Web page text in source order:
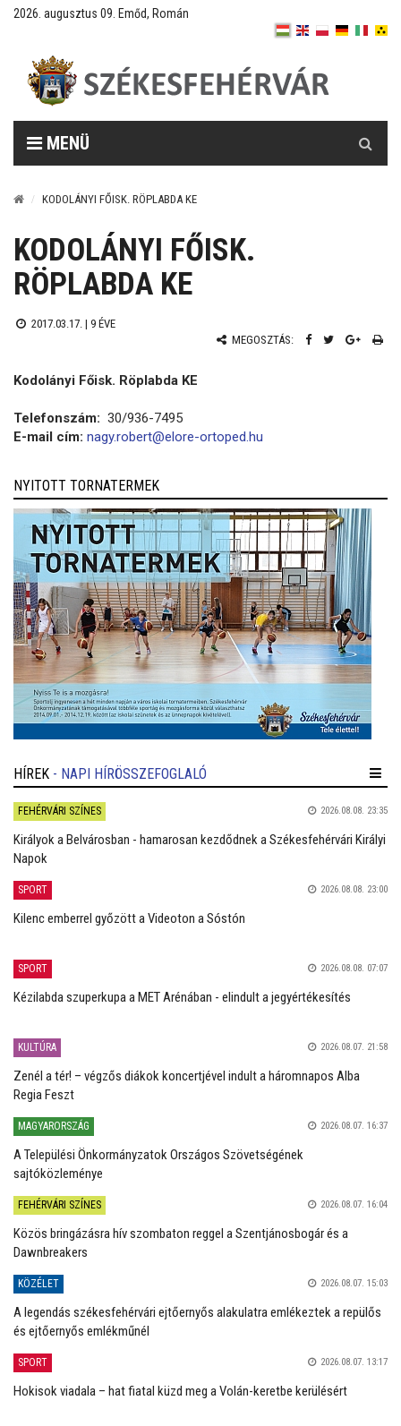
2026. augusztus 09. Emőd, Román
MENÜ
KODOLÁNYI FŐISK. RÖPLABDA KE
KODOLÁNYI FŐISK.
RÖPLABDA KE
2017.03.17. | 9 ÉVE
MEGOSZTÁS:
Kodolányi Főisk. Röplabda KE
Telefonszám: 30/936-7495
E-mail cím: nagy.robert@elore-ortoped.hu
NYITOTT TORNATERMEK
HÍREK - NAPI HÍRÖSSZEFOGLALÓ
FEHÉRVÁRI SZÍNES 2026.08.08. 23:35
Királyok a Belvárosban - hamarosan kezdődnek a Székesfehérvári Királyi
Napok
SPORT 2026.08.08. 23:00
Kilenc emberrel győzött a Videoton a Sóstón
SPORT 2026.08.08. 07:07
Kézilabda szuperkupa a MET Arénában - elindult a jegyértékesítés
KULTÚRA 2026.08.07. 21:58
Zenél a tér! – végzős diákok koncertjével indult a háromnapos Alba
Regia Feszt
MAGYARORSZÁG 2026.08.07. 16:37
A Települési Önkormányzatok Országos Szövetségének
sajtóközleménye
FEHÉRVÁRI SZÍNES 2026.08.07. 16:04
Közös bringázásra hív szombaton reggel a Szentjánosbogár és a
Dawnbreakers
KÖZÉLET 2026.08.07. 15:03
A legendás székesfehérvári ejtőernyős alakulatra emlékeztek a repülős
és ejtőernyős emlékműnél
SPORT 2026.08.07. 13:17
Hokisok viadala – hat fiatal küzd meg a Volán-keretbe kerülésért